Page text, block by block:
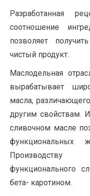
Разработанная
соотношение
позволяет
чистый продукт.
Маслодельная
вырабатывает
масла,
другим свойствам.
сливочном масле
функциональных
Производству
функционального
бета- каротином.